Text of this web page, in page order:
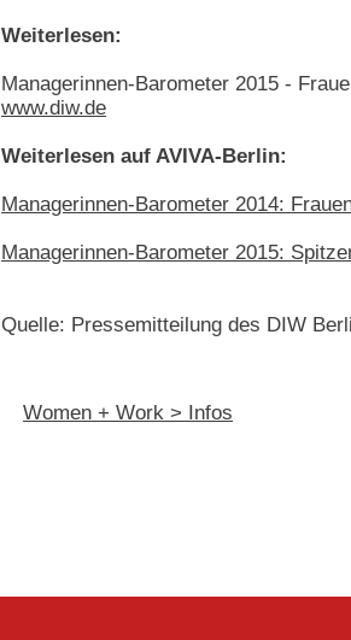
Weiterlesen:
Managerinnen-Barometer 2015 -
www.diw.de
Weiterlesen auf AVIVA-Berlin:
Managerinnen-Barometer 2014:
Managerinnen-Barometer 2015:
Quelle: Pressemitteilung des DIW
Women + Work > Infos